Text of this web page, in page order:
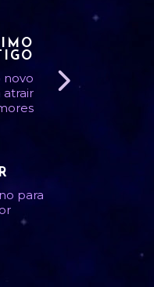
novo
atrair
para